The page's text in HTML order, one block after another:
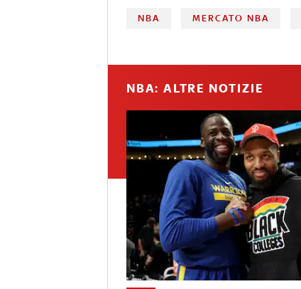
NBA MERCATO NBA
NBA: ALTRE NOTIZIE